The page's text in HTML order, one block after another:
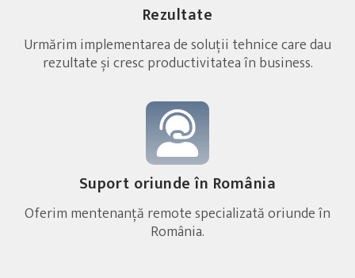
Rezultate
Urmărim implementarea de soluții tehnice care dau
rezultate și cresc productivitatea în business.
Suport oriunde în România
Oferim mentenanță remote specializată oriunde în
România.